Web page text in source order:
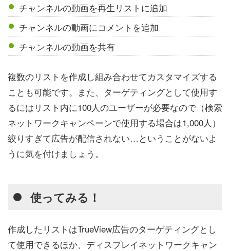
チャンネルの動画を再生リストに追加
チャンネルの動画にコメントを追加
チャンネルの動画を共有
複数のリストを作成し組み合わせてカスタマイズする
ことも可能です。また、ターゲティングとして使用す
るにはリスト内に100人のユーザーが必要なので（検索
ネットワークキャンペーンで使用する場合は1,000人）
絞りすぎて広告が配信されない…ということがないよ
うに気を付けましょう。
使ってみる！
作成したリストはTrueView広告のターゲティングとし
て使用できるほか、ディスプレイネットワークキャン